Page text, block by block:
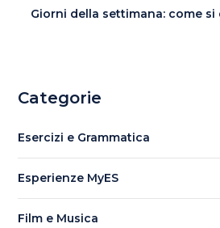
Giorni della settimana: come
Categorie
Esercizi e Grammatica
Esperienze MyES
Film e Musica